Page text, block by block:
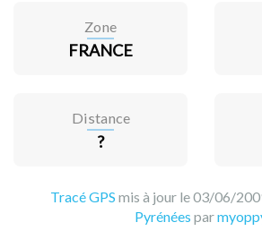
Zone
FRANCE
Distance
?
Tracé GPS mis à jour le 03/06/
Pyrénées par